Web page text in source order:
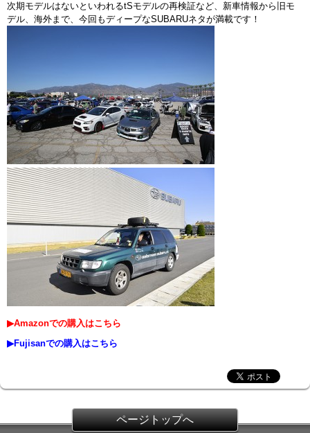
次期モデルはないといわれるtSモデルの再検証など、新車情報から旧モ
デル、海外まで、今回もディープなSUBARUネタが満載です！
▶Amazonでの購入はこちら
▶Fujisanでの購入はこちら
ページトップへ